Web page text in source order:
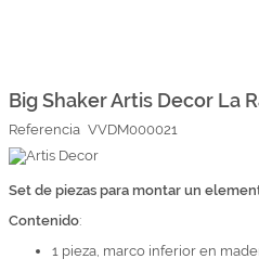
Top Ventas
Somos Kimidori
comienzo
la
galería
de
imágenes
Big Shaker Artis Decor La
Referencia VVDM000021
Set de piezas para montar un
Contenido:
1 pieza, marco inferior en